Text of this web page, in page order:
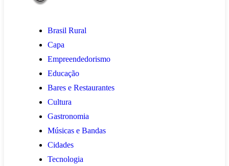
Brasil Rural
Capa
Empreendedorismo
Educação
Bares e Restaurantes
Cultura
Gastronomia
Músicas e Bandas
Cidades
Tecnologia